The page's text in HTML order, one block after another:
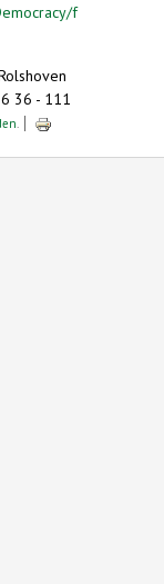
f
36 - 111
external)